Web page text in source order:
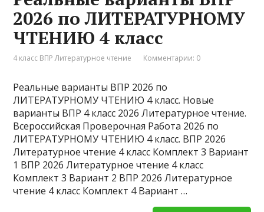
2026 по ЛИТЕРАТУРНОМУ
ЧТЕНИЮ 4 класс
4 класс ВПР Литературное чтение Комментарии: 0
Реальные варианты ВПР 2026 по
ЛИТЕРАТУРНОМУ ЧТЕНИЮ 4 класс. Новые
варианты ВПР 4 класс 2026 Литературное чтение.
Всероссийская Проверочная Работа 2026 по
ЛИТЕРАТУРНОМУ ЧТЕНИЮ 4 класс. ВПР 2026
Литературное чтение 4 класс Комплект 3 Вариант
1 ВПР 2026 Литературное чтение 4 класс
Комплект 3 Вариант 2 ВПР 2026 Литературное
чтение 4 класс Комплект 4 Вариант …